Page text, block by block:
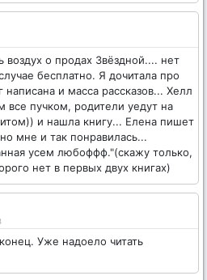
воздух о продах Звёздной.... нет
бесплатно. Я дочитала про
и масса рассказов... Хелл
все пучком, родители уедут на
и нашла книгу... Елена пишет
мне и так понравилась...
усем любоффф."(скажу только,
нет в первых двух книгах)
Уже надоело читать